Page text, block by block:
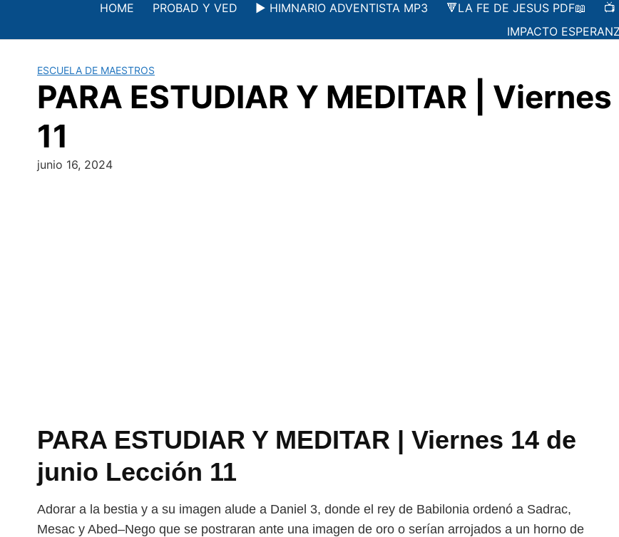
contenido
HOME PROBAD Y VED ▶️ HIMNARIO ADVENTISTA MP3 🔻LA FE DE JESUS PDF📖 📺
IMPACTO
ESCUELA DE MAESTROS
PARA ESTUDIAR Y MEDITAR |
11
junio 16, 2024
PARA ESTUDIAR Y MEDITAR | Viernes 14 de
junio Lección 11
Adorar a la bestia y a su imagen alude a Daniel 3, donde el rey de Babilonia ordenó a Sadrac,
Mesac y Abed–Nego que se postraran ante una imagen de oro o serían arrojados a un horno de